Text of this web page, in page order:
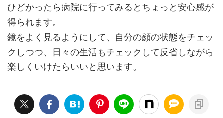
ひどかったら病院に行ってみるとちょっと安心感が
得られます。
鏡をよく見るようにして、自分の顔の状態をチェッ
クしつつ、日々の生活もチェックして反省しながら
楽しくいけたらいいと思います。